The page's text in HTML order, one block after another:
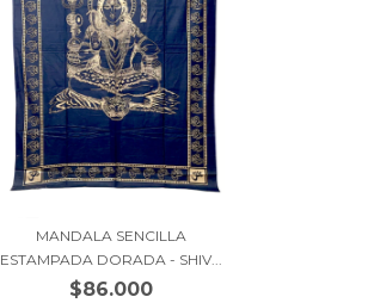
MANDALA SENCILLA
ESTAMPADA DORADA - SHIV...
$86.000